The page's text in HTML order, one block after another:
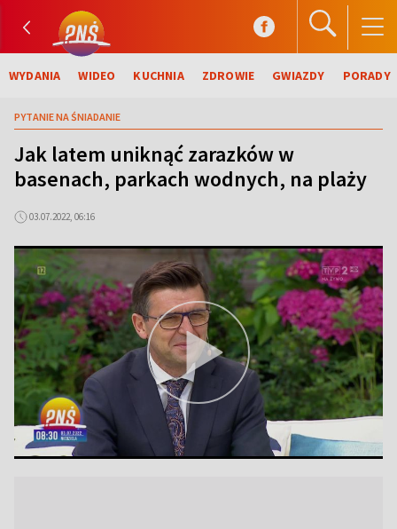
WYDANIA WIDEO KUCHNIA ZDROWIE GWIAZDY PORADY
PYTANIE NA ŚNIADANIE
Jak latem uniknąć zarazków w
basenach, parkach wodnych, na plaży
03.07.2022, 06:16